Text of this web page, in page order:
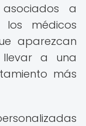
a
los médicos
aparezcan
a una
más